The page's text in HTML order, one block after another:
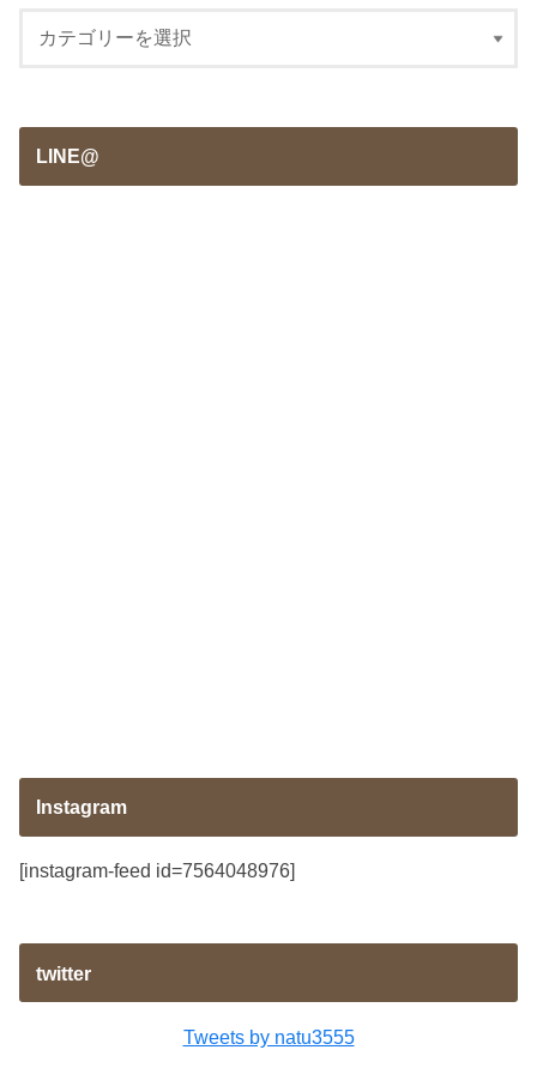
LINE@
Instagram
[instagram-feed id=7564048976]
twitter
Tweets by natu3555